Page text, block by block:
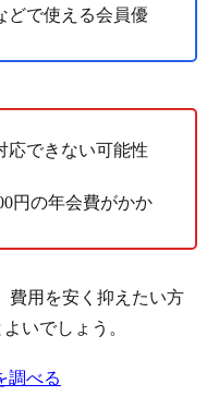
どで使える会員優
応できない可能性
円の年会費がかか
費用を安く抑えたい方
いでしょう。
調べる